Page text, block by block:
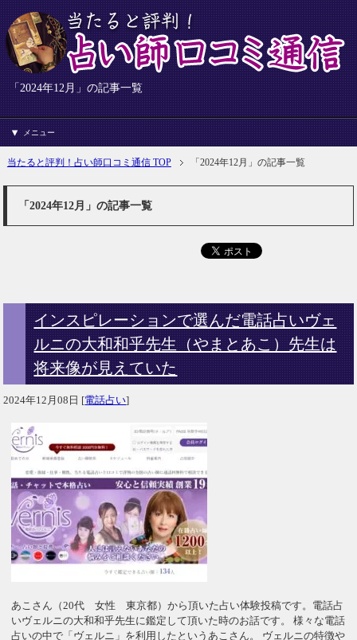
「2024年12月」の記事一覧
メニュー
当たると評判！占い師口コミ通信 TOP 「2024年12月」の記事一覧
「2024年12月」の記事一覧
インスピレーションで選んだ電話占いヴェ
ルニの大和和乎先生（やまとあこ）先生は
将来像が見えていた
2024年12月08日 [電話占い]
あこさん（20代 女性 東京都）から頂いた占い体験投稿です。電話占
いヴェルニの大和和乎先生に鑑定して頂いた時のお話です。 様々な電話
占いの中で「ヴェルニ」を利用したというあこさん。 ヴェルニの特徴や